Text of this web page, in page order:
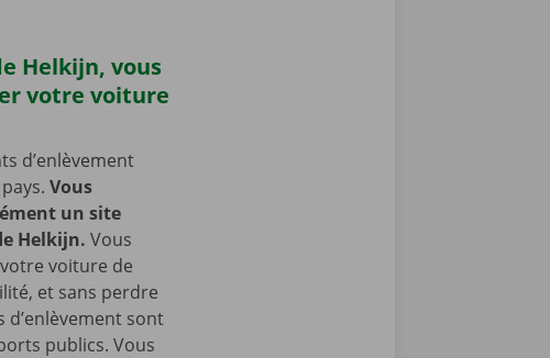
Helkijn, vous
votre voiture
d’enlèvement
Vous
un site
Helkijn. Vous
voiture de
et sans perdre
d’enlèvement sont
publics. Vous